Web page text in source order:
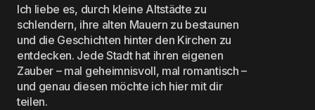
Ich liebe es, durch kleine Altstädte zu
schlendern, ihre alten Mauern zu bestaunen
und die Geschichten hinter den Kirchen zu
entdecken. Jede Stadt hat ihren eigenen
Zauber – mal geheimnisvoll, mal romantisch –
und genau diesen möchte ich hier mit dir
teilen.